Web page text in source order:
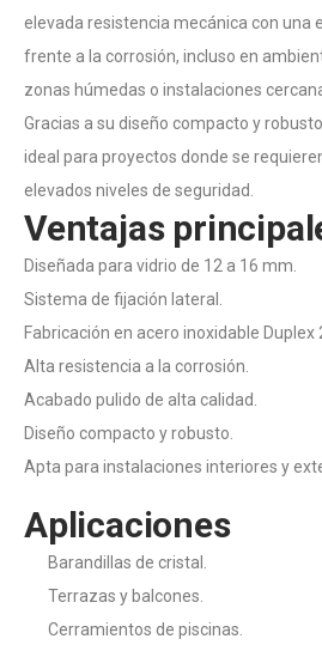
elevada resistencia mecánica con una
frente a la corrosión, incluso en
zonas húmedas o instalaciones
Gracias a su diseño compacto y
ideal para proyectos donde se
elevados niveles de seguridad.
Ventajas
Diseñada para vidrio de 12 a 16 mm.
Sistema de fijación lateral.
Fabricación en acero inoxidable Duplex
Alta resistencia a la corrosión.
Acabado pulido de alta calidad.
Diseño compacto y robusto.
Apta para instalaciones interiores y
Aplicaciones
Barandillas de cristal.
Terrazas y balcones.
Cerramientos de piscinas.